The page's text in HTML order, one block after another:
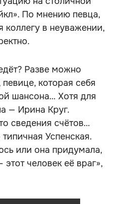
По мнению певца,
коллегу в неуважении,
Разве можно
которая себя
шансона… Хотя для
— Ирина Круг.
сведения счётов…
Успенская.
или она придумала,
этот человек её враг»,